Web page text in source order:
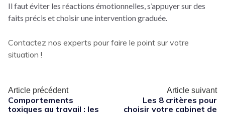
Il faut éviter les réactions émotionnelles, s’appuyer sur des
faits précis et choisir une intervention graduée.
Contactez nos experts pour faire le point sur votre
situation !
Article précédent
Comportements
toxiques au travail : les
Article suivant
Les 8 critères pour
choisir votre cabinet de